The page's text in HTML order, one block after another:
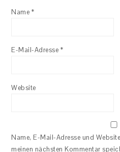
Name *
E-Mail-Adresse *
Website
Name, E-Mail-Adresse und
meinen nächsten Kommentar